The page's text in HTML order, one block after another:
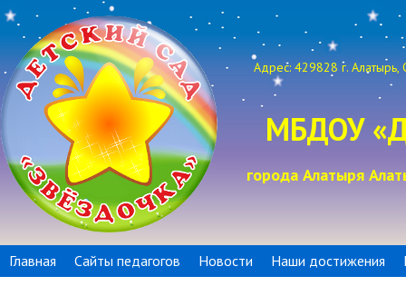
Адрес: 429828 г. Алатырь,
МБДОУ
города Алатыря
Главная Сайты педагогов Новости Наши достижения